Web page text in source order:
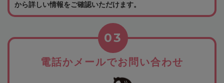
から詳しい情報をご確認いただけます。
電話かメールでお問い合わせ
03